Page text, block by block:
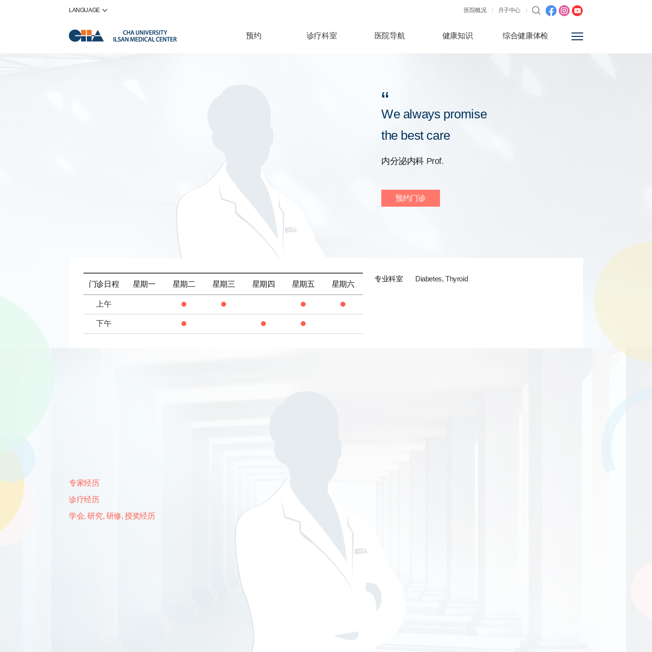
LANGUAGE 医院概况 月子中心
预约 诊疗科室 医院导航 健康知识 综合健康体检
“
We always promise
the best care
内分泌内科 Prof.
预约门诊
门诊日程 星期一 星期二 星期三 星期四 星期五 星期六
上午
下午
专业科室 Diabetes, Thyroid
专家经历
诊疗经历
学会, 研究, 研修, 授奖经历